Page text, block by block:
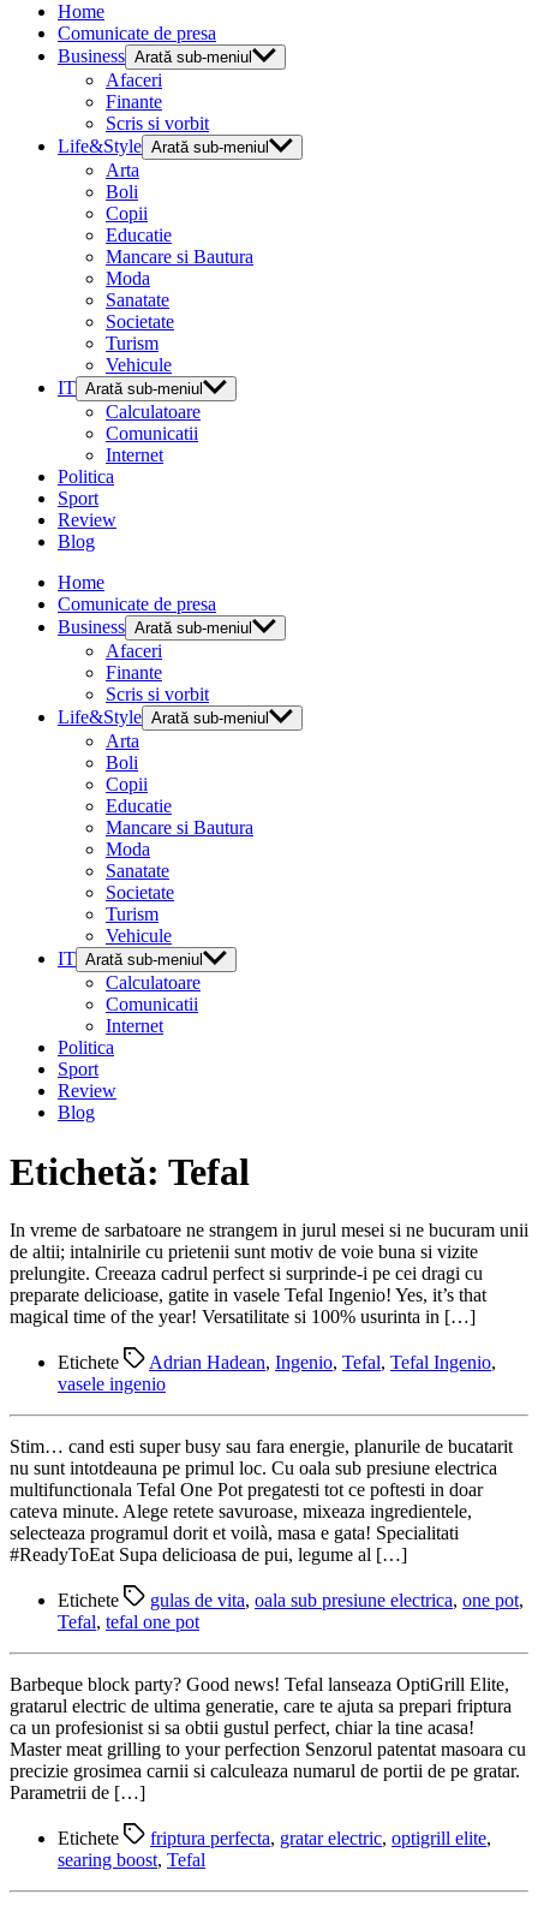
Home
Comunicate de presa
Business Arată sub-meniul
Afaceri
Finante
Scris si vorbit
Life&Style Arată sub-meniul
Arta
Boli
Copii
Educatie
Mancare si Bautura
Moda
Sanatate
Societate
Turism
Vehicule
IT Arată sub-meniul
Calculatoare
Comunicatii
Internet
Politica
Sport
Review
Blog
Home
Comunicate de presa
Business Arată sub-meniul
Afaceri
Finante
Scris si vorbit
Life&Style Arată sub-meniul
Arta
Boli
Copii
Educatie
Mancare si Bautura
Moda
Sanatate
Societate
Turism
Vehicule
IT Arată sub-meniul
Calculatoare
Comunicatii
Internet
Politica
Sport
Review
Blog
Etichetă: Tefal
In vreme de sarbatoare ne strangem in jurul mesei si ne bucuram unii
de altii; intalnirile cu prietenii sunt motiv de voie buna si vizite
prelungite. Creeaza cadrul perfect si surprinde-i pe cei dragi cu
preparate delicioase, gatite in vasele Tefal Ingenio! Yes, it’s that
magical time of the year! Versatilitate si 100% usurinta in […]
Etichete Adrian Hadean, Ingenio, Tefal, Tefal Ingenio,
vasele ingenio
Stim… cand esti super busy sau fara energie, planurile de bucatarit
nu sunt intotdeauna pe primul loc. Cu oala sub presiune electrica
multifunctionala Tefal One Pot pregatesti tot ce poftesti in doar
cateva minute. Alege retete savuroase, mixeaza ingredientele,
selecteaza programul dorit et voilà, masa e gata! Specialitati
#ReadyToEat Supa delicioasa de pui, legume al […]
Etichete gulas de vita, oala sub presiune electrica, one pot,
Tefal, tefal one pot
Barbeque block party? Good news! Tefal lanseaza OptiGrill Elite,
gratarul electric de ultima generatie, care te ajuta sa prepari friptura
ca un profesionist si sa obtii gustul perfect, chiar la tine acasa!
Master meat grilling to your perfection Senzorul patentat masoara cu
precizie grosimea carnii si calculeaza numarul de portii de pe gratar.
Parametrii de […]
Etichete friptura perfecta, gratar electric, optigrill elite,
searing boost, Tefal